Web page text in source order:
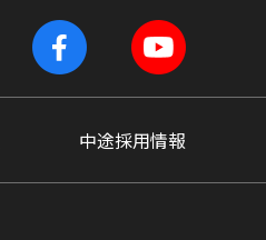
中途採用情報